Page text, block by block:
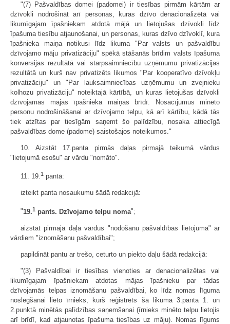
"(7) Pašvaldības domei (padomei) ir tiesības pirmām kārtām ar
dzīvokli nodrošināt arī personas, kuras dzīvo denacionalizētā vai
likumīgajam īpašniekam atdotā mājā un lietojušas dzīvokli līdz
īpašuma tiesību atjaunošanai, un personas, kuras dzīvo dzīvoklī, kura
īpašnieka maiņa notikusi līdz likuma "Par valsts un pašvaldību
dzīvojamo māju privatizāciju" spēkā stāšanās brīdim valsts īpašuma
konversijas rezultātā vai starpsaimniecību uzņēmumu privatizācijas
rezultātā un kurš nav privatizēts likumos "Par kooperatīvo dzīvokļu
privatizāciju" un "Par lauksaimniecības uzņēmumu un zvejnieku
kolhozu privatizāciju" noteiktajā kārtībā, un kuras lietojušas dzīvokli
dzīvojamās mājas īpašnieka maiņas brīdī. Nosacījumus minēto
personu nodrošināšanai ar dzīvojamo telpu, kā arī kārtību, kādā tās
tiek atzītas par tiesīgām saņemt šo palīdzību, nosaka attiecīgā
pašvaldības dome (padome) saistošajos noteikumos."
10. Aizstāt 17.panta pirmās daļas pir­majā teikumā vārdus
"lietojumā esošu" ar vārdu "nomāto".
11. 19.1 pantā:
izteikt panta nosaukumu šādā redakcijā:
"19.1 pants. Dzīvojamo telpu noma";
aizstāt pirmajā daļā vārdus "nodošanu pašvaldības lietojumā" ar
vārdiem "iznomāšanu pašvaldībai";
papildināt pantu ar trešo, ceturto un piekto daļu šādā redakcijā:
"(3) Pašvaldībai ir tiesības vienoties ar denacionalizētas vai
likumīgajam īpašniekam atdotas mājas īpašnieku par tādas
dzīvojamās telpas iznomāšanu pašvaldībai, ko līdz nomas līguma
noslēgšanai lieto īrnieks, kurš reģistrēts šā likuma 3.panta 1. un
2.punktā minētās palīdzības saņemšanai (īrnieks minēto telpu lietojis
arī brīdī, kad atjaunotas īpašuma tiesības uz māju). Nomas līgums